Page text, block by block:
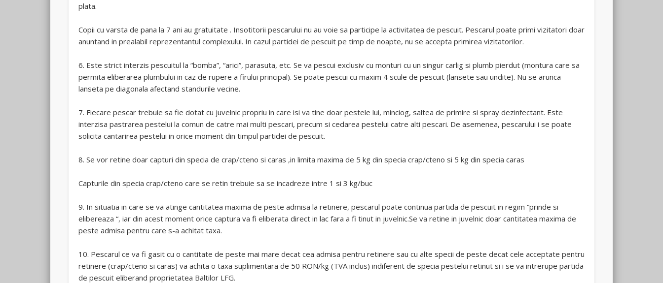
plata.
Copii cu varsta de pana la 7 ani au gratuitate . Insotitorii pescarului nu au voie sa participe la activitatea de pescuit. Pescarul poate primi vizitatori doar
anuntand in prealabil reprezentantul complexului. In cazul partidei de pescuit pe timp de noapte, nu se accepta primirea vizitatorilor.
6. Este strict interzis pescuitul la “bomba”, “arici”, parasuta, etc. Se va pescui exclusiv cu monturi cu un singur carlig si plumb pierdut (montura care sa
permita eliberarea plumbului in caz de rupere a firului principal). Se poate pescui cu maxim 4 scule de pescuit (lansete sau undite). Nu se arunca
lanseta pe diagonala afectand standurile vecine.
7. Fiecare pescar trebuie sa fie dotat cu juvelnic propriu in care isi va tine doar pestele lui, minciog, saltea de primire si spray dezinfectant. Este
interzisa pastrarea pestelui la comun de catre mai multi pescari, precum si cedarea pestelui catre alti pescari. De asemenea, pescarului i se poate
solicita cantarirea pestelui in orice moment din timpul partidei de pescuit.
8. Se vor retine doar capturi din specia de crap/cteno si caras ,in limita maxima de 5 kg din specia crap/cteno si 5 kg din specia caras
Capturile din specia crap/cteno care se retin trebuie sa se incadreze intre 1 si 3 kg/buc
9. In situatia in care se va atinge cantitatea maxima de peste admisa la retinere, pescarul poate continua partida de pescuit in regim “prinde si
elibereaza “, iar din acest moment orice captura va fi eliberata direct in lac fara a fi tinut in juvelnic.Se va retine in juvelnic doar cantitatea maxima de
peste admisa pentru care s-a achitat taxa.
10. Pescarul ce va fi gasit cu o cantitate de peste mai mare decat cea admisa pentru retinere sau cu alte specii de peste decat cele acceptate pentru
retinere (crap/cteno si caras) va achita o taxa suplimentara de 50 RON/kg (TVA inclus) indiferent de specia pestelui retinut si i se va intrerupe partida
de pescuit eliberand proprietatea Baltilor LFG.